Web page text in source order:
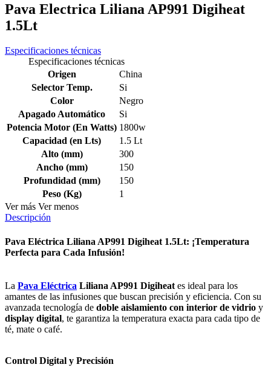
Pava Electrica Liliana AP991 Digiheat
1.5Lt
Especificaciones técnicas
Especificaciones técnicas
Origen
China
Selector Temp.
Si
Color
Negro
Apagado Automático
Si
Potencia Motor (En Watts) 1800w
Capacidad (en Lts)
1.5 Lt
Alto (mm)
300
Ancho (mm)
150
Profundidad (mm)
150
Peso (Kg)
1
Ver más Ver menos
Descripción
Pava Eléctrica Liliana AP991 Digiheat 1.5Lt: ¡Temperatura
Perfecta para Cada Infusión!
La Pava Eléctrica Liliana AP991 Digiheat es ideal para los
amantes de las infusiones que buscan precisión y eficiencia. Con su
avanzada tecnología de doble aislamiento con interior de vidrio y
display digital, te garantiza la temperatura exacta para cada tipo de
té, mate o café.
Control Digital y Precisión